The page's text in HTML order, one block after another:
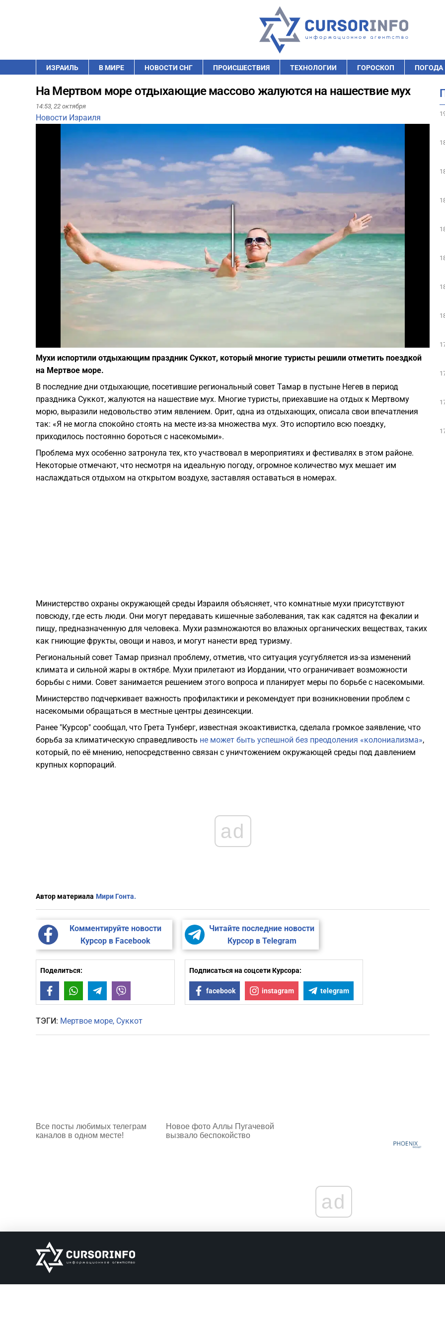
ИЗРАИЛЬ В МИРЕ НОВОСТИ СНГ ПРОИСШЕСТВИЯ ТЕХНОЛОГИИ ГОРОСКОП ПОГОДА
На Мертвом море отдыхающие массово жалуются на нашествие мух
14:53, 22 октября
Новости Израиля
Play
Мухи испортили отдыхающим праздник Суккот, который многие туристы решили отметить поездкой
на Мертвое море.
В последние дни отдыхающие, посетившие региональный совет Тамар в пустыне Негев в период
праздника Суккот, жалуются на нашествие мух. Многие туристы, приехавшие на отдых к Мертвому
морю, выразили недовольство этим явлением. Орит, одна из отдыхающих, описала свои впечатления
так: «Я не могла спокойно стоять на месте из-за множества мух. Это испортило всю поездку,
приходилось постоянно бороться с насекомыми».
Проблема мух особенно затронула тех, кто участвовал в мероприятиях и фестивалях в этом районе.
Некоторые отмечают, что несмотря на идеальную погоду, огромное количество мух мешает им
наслаждаться отдыхом на открытом воздухе, заставляя оставаться в номерах.
Министерство охраны окружающей среды Израиля объясняет, что комнатные мухи присутствуют
повсюду, где есть люди. Они могут передавать кишечные заболевания, так как садятся на фекалии и
пищу, предназначенную для человека. Мухи размножаются во влажных органических веществах, таких
как гниющие фрукты, овощи и навоз, и могут нанести вред туризму.
Региональный совет Тамар признал проблему, отметив, что ситуация усугубляется из-за изменений
климата и сильной жары в октябре. Мухи прилетают из Иордании, что ограничивает возможности
борьбы с ними. Совет занимается решением этого вопроса и планирует меры по борьбе с насекомыми.
Министерство подчеркивает важность профилактики и рекомендует при возникновении проблем с
насекомыми обращаться в местные центры дезинсекции.
Ранее "Курсор" сообщал, что Грета Тунберг, известная экоактивистка, сделала громкое заявление, что
борьба за климатическую справедливость не может быть успешной без преодоления «колониализма»,
который, по её мнению, непосредственно связан с уничтожением окружающей среды под давлением
крупных корпораций.
ad
Автор материала Мири Гонта.
Комментируйте новости
Курсор в Facebook
Читайте последние новости
Курсор в Telegram
Поделиться:
FacebookWhatsAppTelegram
Подписаться на соцсети Курсора:
facebook instagram telegram
ТЭГИ: Мертвое море Суккот
Все посты любимых телеграм
каналов в одном месте!
Новое фото Аллы Пугачевой
вызвало беспокойство
ad